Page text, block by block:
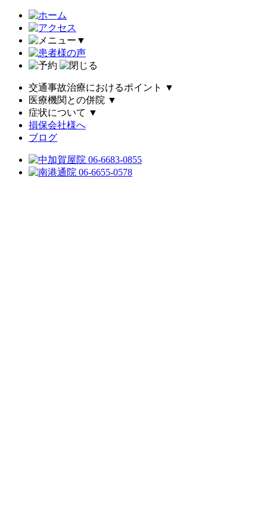
▼
交通事故治療におけるポイント
▼
医療機関との併院 ▼
症状について ▼
損保会社様へ
ブログ